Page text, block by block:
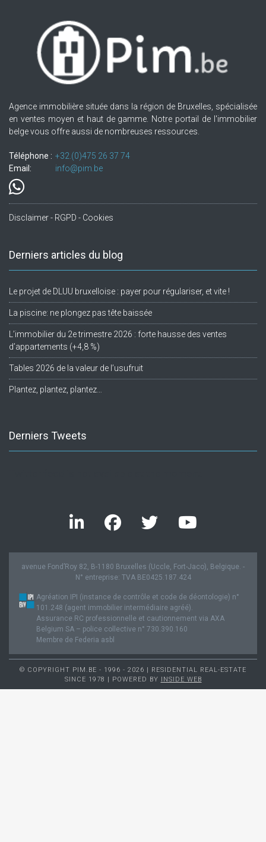
Agence immobilière située dans la région de Bruxelles, spécialisée
en ventes moyen et haut de gamme. Notre portail de l'immobilier
belge vous offre aussi de nombreuses ressources.
Téléphone : +32.(0)475 26 37 74
Email:
info@pim.be
Disclaimer - RGPD - Cookies
Derniers articles du blog
Le projet de DLUU bruxelloise : payer pour régulariser, et vite !
La piscine: ne plongez pas tête baissée
L’immobilier du 2e trimestre 2026 : forte hausse des ventes
d’appartements (+4,8 %)
Tables 2026 de la valeur de l’usufruit
Plantez, plantez, plantez…
Derniers Tweets
avenue Fond’Roy 82, B-1180 Bruxelles (Uccle, Fort-Jaco), Belgique. -
N° entreprise: TVA BE0425.187.424
Agréation IPI (instance de contrôle et code de déontologie) n°
101.248 (agent immobilier intermédiaire agréé).
Assurance RC professionnelle et cautionnement via AXA
Belgium SA – police collective n° 730.390.160
Membre de Federia asbl
© COPYRIGHT PIM.BE - 1996 - 2026 | RESIDENTIAL REAL-ESTATE
SINCE 1978 | POWERED BY INSIDE WEB